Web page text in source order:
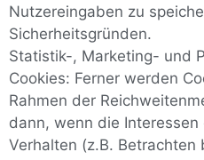
Nutzereingaben zu
Sicherheitsgründen.
Statistik-, Marketing- und
Cookies: Ferner werden
Rahmen der
dann, wenn die
Verhalten (z.B. Betrachten